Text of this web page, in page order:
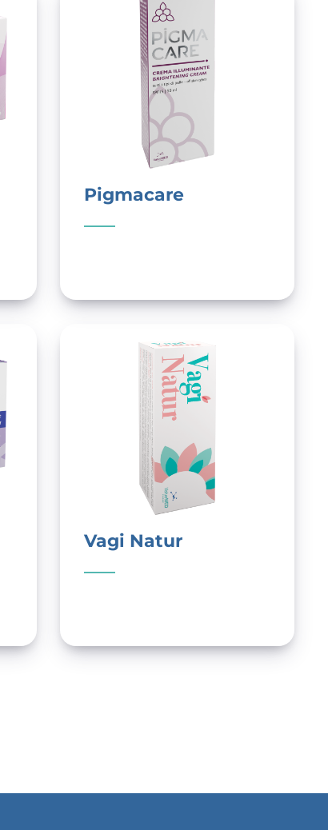
Pigmacare
Vagi Natur